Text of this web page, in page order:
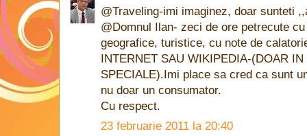
@Traveling-imi imaginez, doar sunteti
@Domnul Ilan- zeci de ore petrecute
geografice, turistice, cu note de
INTERNET SAU WIKIPEDIA-(DOAR
SPECIALE).Imi place sa cred ca sunt
nu doar un consumator.
Cu respect.
23 februarie 2011 la 20:40